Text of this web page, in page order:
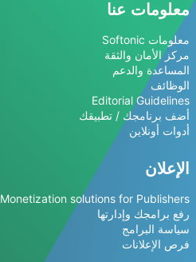
معلومات عنا
معلومات Softonic
مركز الأمان والثقة
المساعدة والدعم
الوظائف
Editorial Guidelines
أضف برنامجك / تطبيقك
أدوات أونلاين
الإعلان
Monetization solutions for Publishers
رفع برامجك وإدارتها
سياسة البرامج
فرص الإعلانات